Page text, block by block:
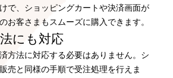
で、ショッピングカートや決済画面が
お客さまもスムーズに購入できます。
にも 対応
方法に対応する必要はありません。シ
売と同様の手順で受注処理を行えま